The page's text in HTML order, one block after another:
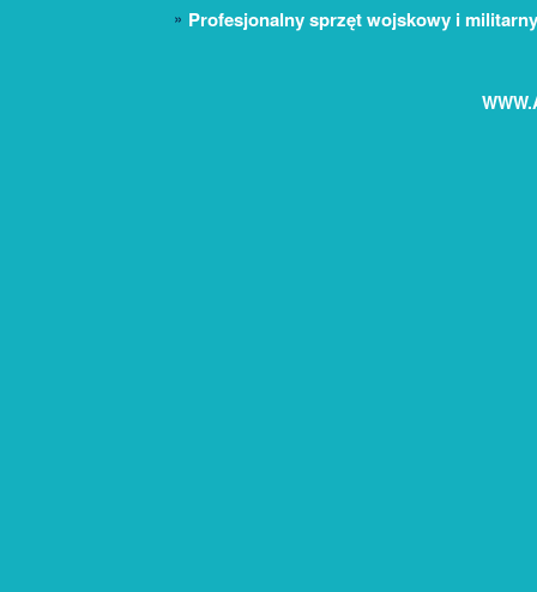
Profesjonalny sprzęt wojskowy i militarny